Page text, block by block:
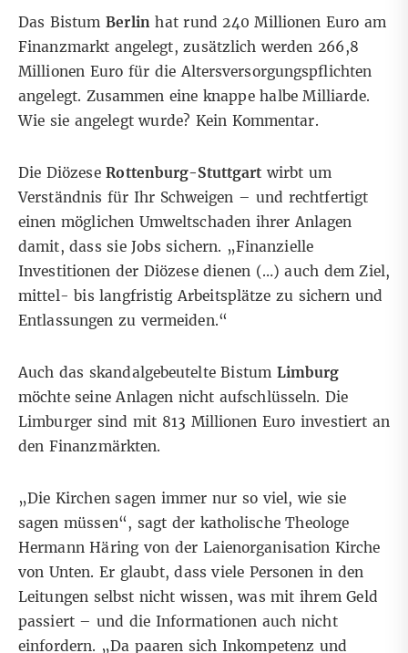
Das BistumBerlinhat rund 240 Millionen Euro am
Finanzmarkt angelegt, zusätzlich werden 266,8
Millionen Euro für die Altersversorgungspflichten
angelegt. Zusammen eine knappe halbe Milliarde.
Wie sie angelegt wurde? Kein Kommentar.
Die DiözeseRottenburg-Stuttgart wirbt um
Verständnis für Ihr Schweigen – und rechtfertigt
einen möglichen Umweltschaden ihrer Anlagen
damit, dass sie Jobs sichern. „Finanzielle
Investitionen der Diözese dienen (…) auch dem Ziel,
mittel- bis langfristig Arbeitsplätze zu sichern und
Entlassungen zu vermeiden.“
Auch das skandalgebeutelte Bistum Limburg
möchte seine Anlagen nicht aufschlüsseln. Die
Limburger sind mit 813 Millionen Euroinvestiert an
den Finanzmärkten.
„Die Kirchen sagen immer nur so viel, wie sie
sagen müssen“, sagt der katholische Theologe
Hermann Häring von der Laienorganisation Kirche
von Unten. Er glaubt, dass viele Personen in den
Leitungen selbst nicht wissen, was mit ihrem Geld
passiert – und die Informationen auch nicht
einfordern. „Da paaren sich Inkompetenz und